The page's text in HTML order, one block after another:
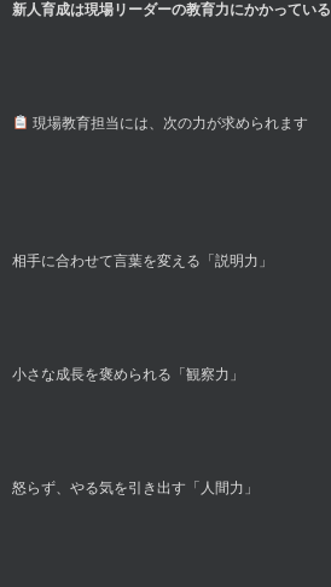
新人育成は現場リーダーの教育力にかかっている
現場教育担当には、次の力が求められます
相手に合わせて言葉を変える「説明力」
小さな成長を褒められる「観察力」
怒らず、やる気を引き出す「人間力」